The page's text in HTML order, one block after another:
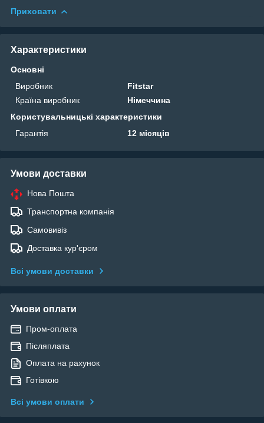
Приховати
Характеристики
Основні
Виробник
Fitstar
Країна виробник
Німеччина
Користувальницькі характеристики
Гарантія
12 місяців
Умови доставки
Нова Пошта
Транспортна компанія
Самовивіз
Доставка кур'єром
Всі умови доставки
Умови оплати
Пром-оплата
Післяплата
Оплата на рахунок
Готівкою
Всі умови оплати